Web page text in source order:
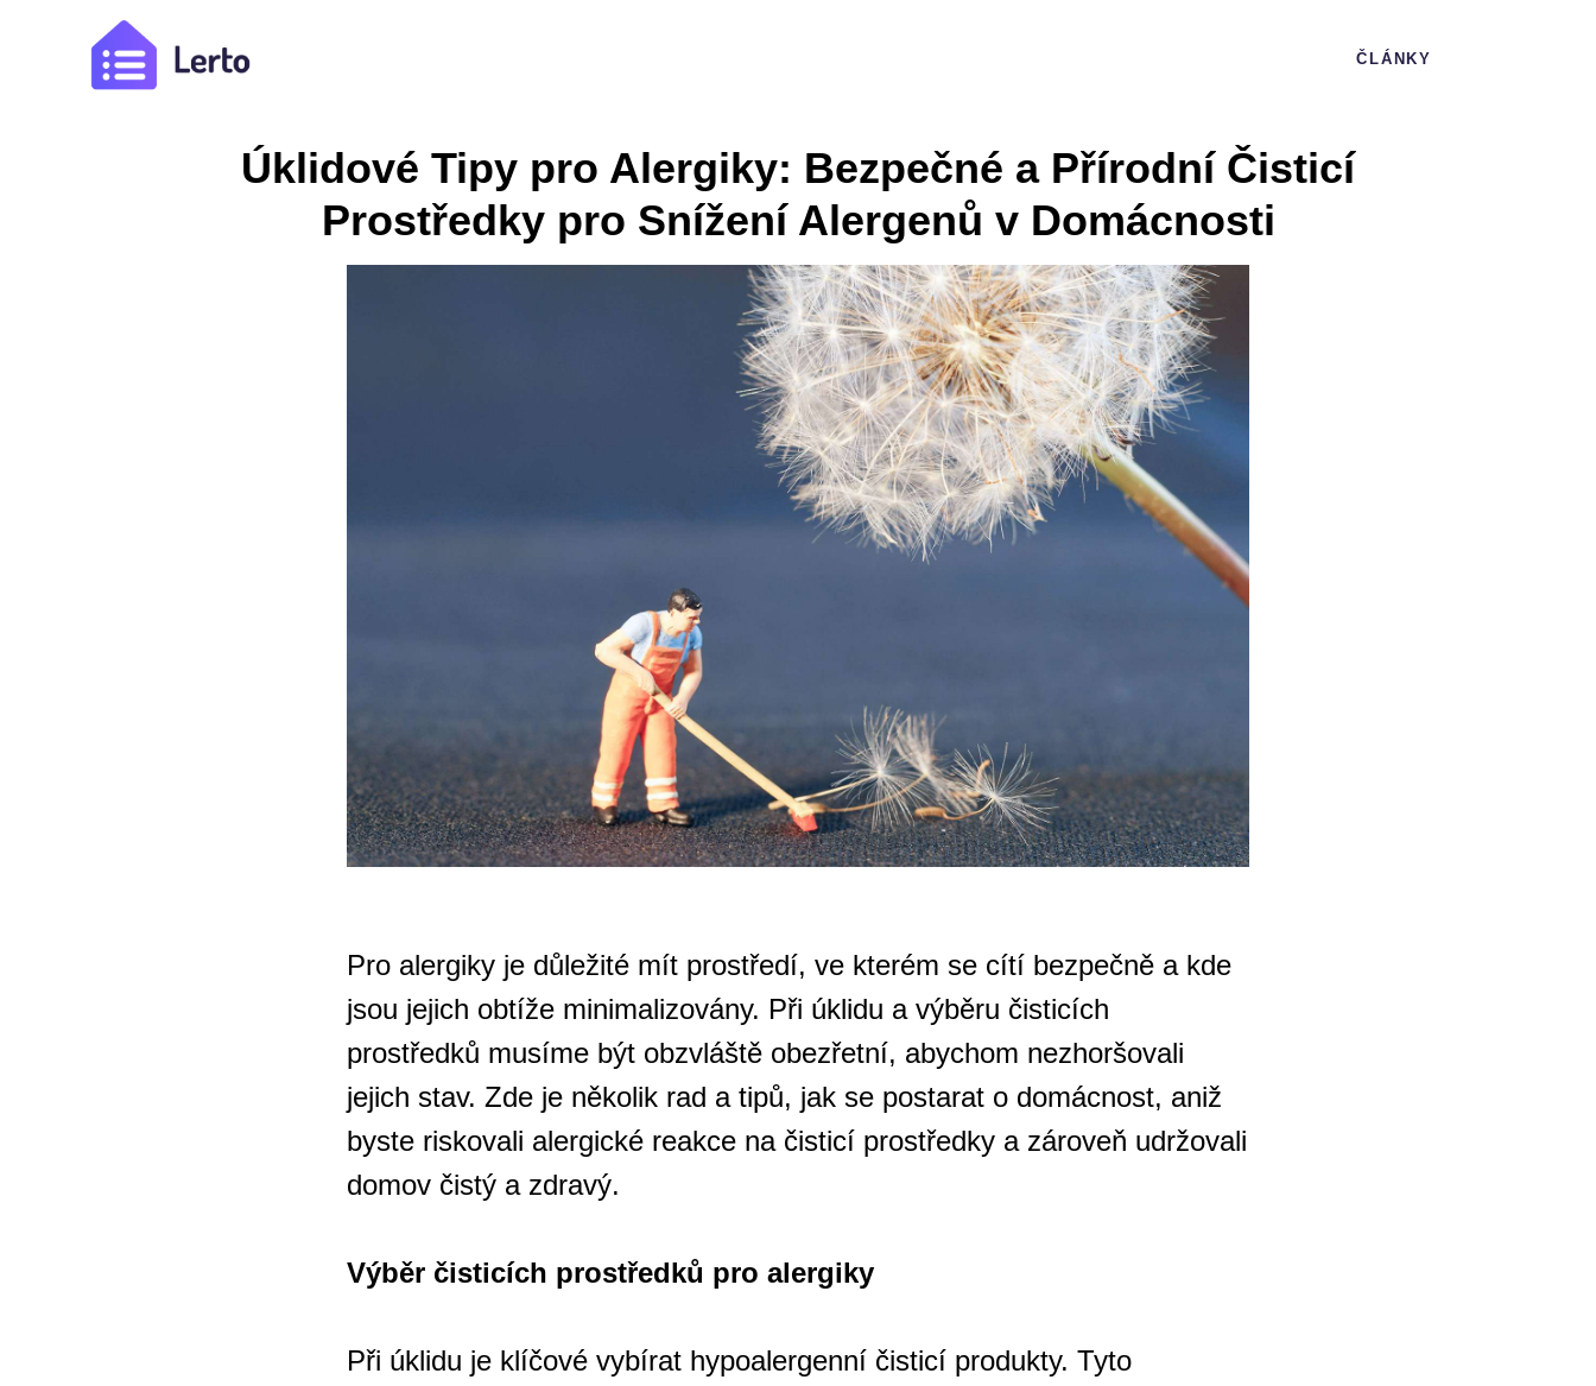
ČLÁNKY
Úklidové Tipy pro Alergiky: Bezpečné a Přírodní Čisticí
Prostředky pro Snížení Alergenů v Domácnosti
Pro alergiky je důležité mít prostředí, ve kterém se cítí bezpečně a kde
jsou jejich obtíže minimalizovány. Při úklidu a výběru čisticích
prostředků musíme být obzvláště obezřetní, abychom nezhoršovali
jejich stav. Zde je několik rad a tipů, jak se postarat o domácnost, aniž
byste riskovali alergické reakce na čisticí prostředky a zároveň udržovali
domov čistý a zdravý.
Výběr čisticích prostředků pro alergiky
Při úklidu je klíčové vybírat hypoalergenní čisticí produkty. Tyto